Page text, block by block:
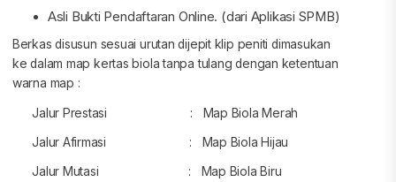
Asli Bukti Pendaftaran Online. (dari Aplikasi SPMB)
Berkas disusun sesuai urutan dijepit klip peniti dimasukan
ke dalam map kertas biola tanpa tulang dengan ketentuan
warna map :
Jalur Prestasi : Map Biola Merah
Jalur Afirmasi : Map Biola Hijau
Jalur Mutasi : Map Biola Biru